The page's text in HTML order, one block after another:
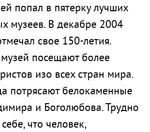
попал в пятерку лучших
музеев. В декабре 2004
свое 150-летия.
посещают более
изо всех стран мира.
потрясают белокаменные
и Боголюбова. Трудно
что человек,